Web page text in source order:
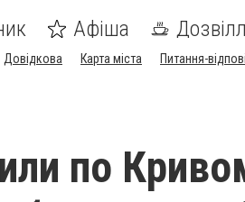
Афіша
Довідкова Карта міста Питання-
по